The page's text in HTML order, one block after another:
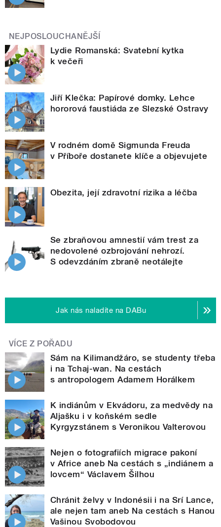
NEJPOSLOUCHANĚJŠÍ
Lydie Romanská: Svatební kytka
k večeři
Jiří Klečka: Papírové domky. Lehce
hororová faustiáda ze Slezské Ostravy
V rodném domě Sigmunda Freuda
v Příboře dostanete klíče a objevujete
Obezita, její zdravotní rizika a léčba
Se zbraňovou amnestií vám trest za
nedovolené ozbrojování nehrozí.
S odevzdáním zbraně neotálejte
Jak nás naladíte na DABu
VÍCE Z POŘADU
Sám na Kilimandžáro, se studenty třeba
i na Tchaj-wan. Na cestách
s antropologem Adamem Horálkem
K indiánům v Ekvádoru, za medvědy na
Aljašku i v koňském sedle
Kyrgyzstánem s Veronikou Valterovou
Nejen o fotografiích migrace pakoní
v Africe aneb Na cestách s „indiánem a
lovcem“ Václavem Šilhou
Chránit želvy v Indonésii i na Srí Lance,
ale nejen tam aneb Na cestách s Hanou
Vašinou Svobodovou